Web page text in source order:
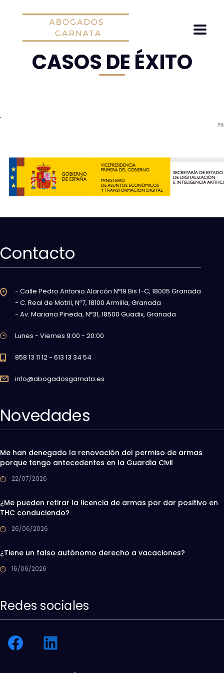
CASOS DE ÉXITO
Contacto
- Calle Pedro Antonio Alarcón Nº19 Bis 1-C, 18005 Granada
- C. Real de Motril, Nº7, 18100 Armilla, Granada
- Av. Mariana Pineda, Nº31, 18500 Guadix, Granada
Lunes - Viernes 9:00 - 20:00
858 13 11 12 - 613 13 34 54
info@abogadosgarnata.es
Novedades
Me han denegado la renovación del permiso de armas
porque tengo antecedentes en la Guardia Civil
22/07/2026
¿Me pueden retirar la licencia de armas por dar positivo en
THC conduciendo?
26/06/2026
¿Tiene un falso autónomo derecho a vacaciones?
16/06/2026
Redes sociales